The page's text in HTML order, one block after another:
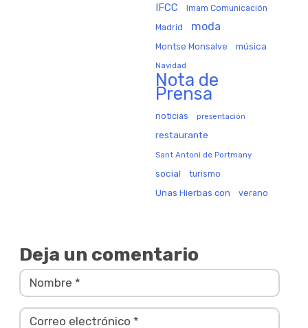
IFCC Imam Comunicación
Madrid moda
Montse Monsalve música
Navidad
Nota de
Prensa
noticias presentación
restaurante
Sant Antoni de Portmany
social turismo
Unas Hierbas con verano
Deja un comentario